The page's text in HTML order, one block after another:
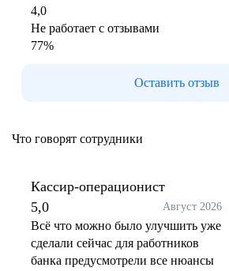
4,0
Не работает с отзывами
77%
Оставить отзыв
Что говорят сотрудники
Кассир-операционист
5,0
Август 2026
Всё что можно было улучшить уже
сделали сейчас для работников
банка предусмотрели все нюансы